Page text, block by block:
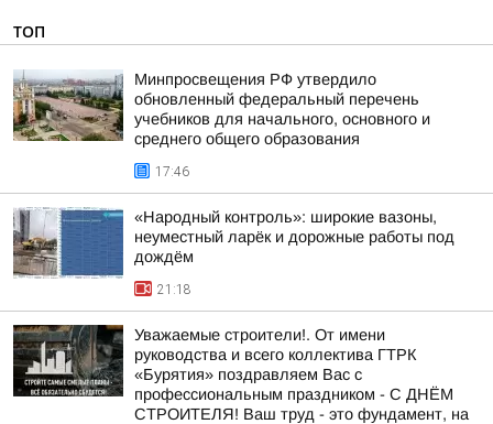
ТОП
Минпросвещения РФ утвердило
обновленный федеральный перечень
учебников для начального, основного и
среднего общего образования
17:46
«Народный контроль»: широкие вазоны,
неуместный ларёк и дорожные работы под
дождём
21:18
Уважаемые строители!. От имени
руководства и всего коллектива ГТРК
«Бурятия» поздравляем Вас с
профессиональным праздником - С ДНЁМ
СТРОИТЕЛЯ! Ваш труд - это фундамент, на